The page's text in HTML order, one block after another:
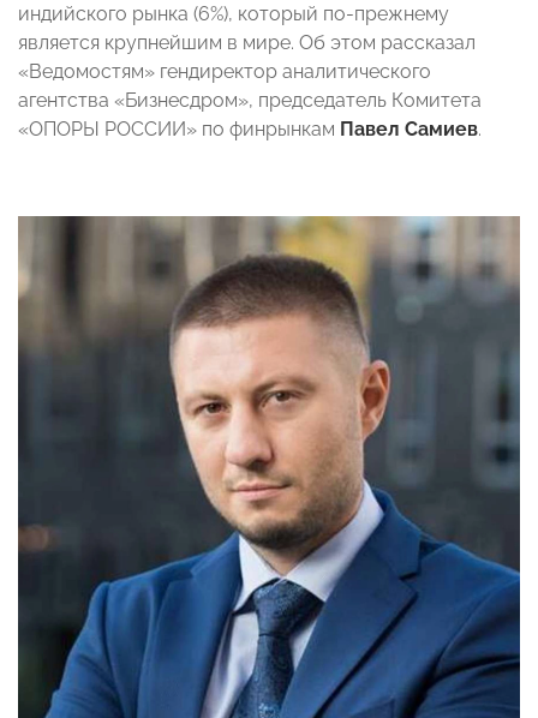
индийского рынка (6%), который по-прежнему
является крупнейшим в мире. Об этом рассказал
«Ведомостям» гендиректор аналитического
агентства «Бизнесдром», председатель Комитета
«ОПОРЫ РОССИИ» по финрынкам Павел Самиев.